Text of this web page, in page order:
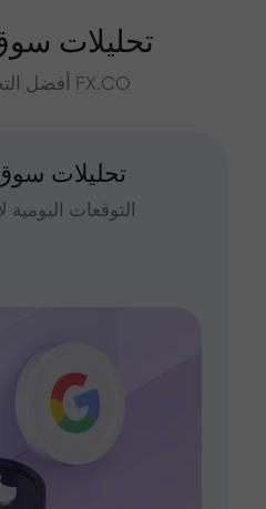
تحليلات
أفضل التحليلات ومراجعات السوق مع FX.CO
تحليلات
التوقعات